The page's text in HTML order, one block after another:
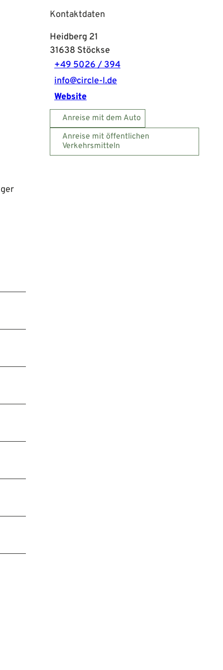
Kontaktdaten
Heidberg 21
31638 Stöckse
+49 5026 / 394
info@circle-l.de
Website
Anreise mit dem Auto
Anreise mit öffentlichen
Verkehrsmitteln